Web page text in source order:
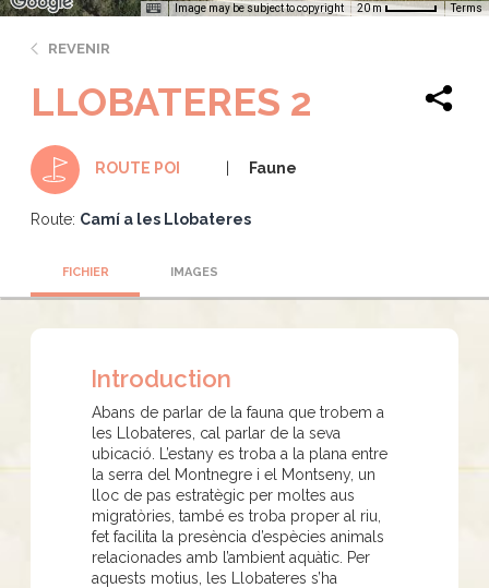
Image may be subject to copyright 20 m Terms
REVENIR
LLOBATERES 2
ROUTE POI Faune
Route: Camí a les Llobateres
FICHIER IMAGES
Introduction
Abans de parlar de la fauna que trobem a
les Llobateres, cal parlar de la seva
ubicació. L’estany es troba a la plana entre
la serra del Montnegre i el Montseny, un
lloc de pas estratègic per moltes aus
migratòries, també es troba proper al riu,
fet facilita la presència d’espècies animals
relacionades amb l’ambient aquàtic. Per
aquests motius, les Llobateres s’ha